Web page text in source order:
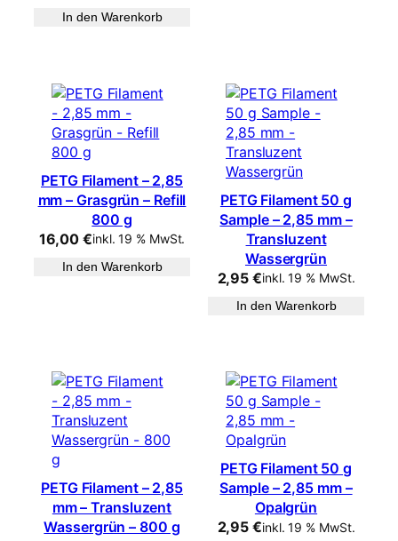
In den Warenkorb
PETG Filament – 2,85
mm – Grasgrün – Refill
800 g
16,00€inkl. 19 % MwSt.
In den Warenkorb
PETG Filament 50 g
Sample – 2,85 mm –
Transluzent
Wassergrün
2,95€inkl. 19 % MwSt.
In den Warenkorb
PETG Filament – 2,85
mm – Transluzent
Wassergrün – 800 g
PETG Filament 50 g
Sample – 2,85 mm –
Opalgrün
2,95€inkl. 19 % MwSt.